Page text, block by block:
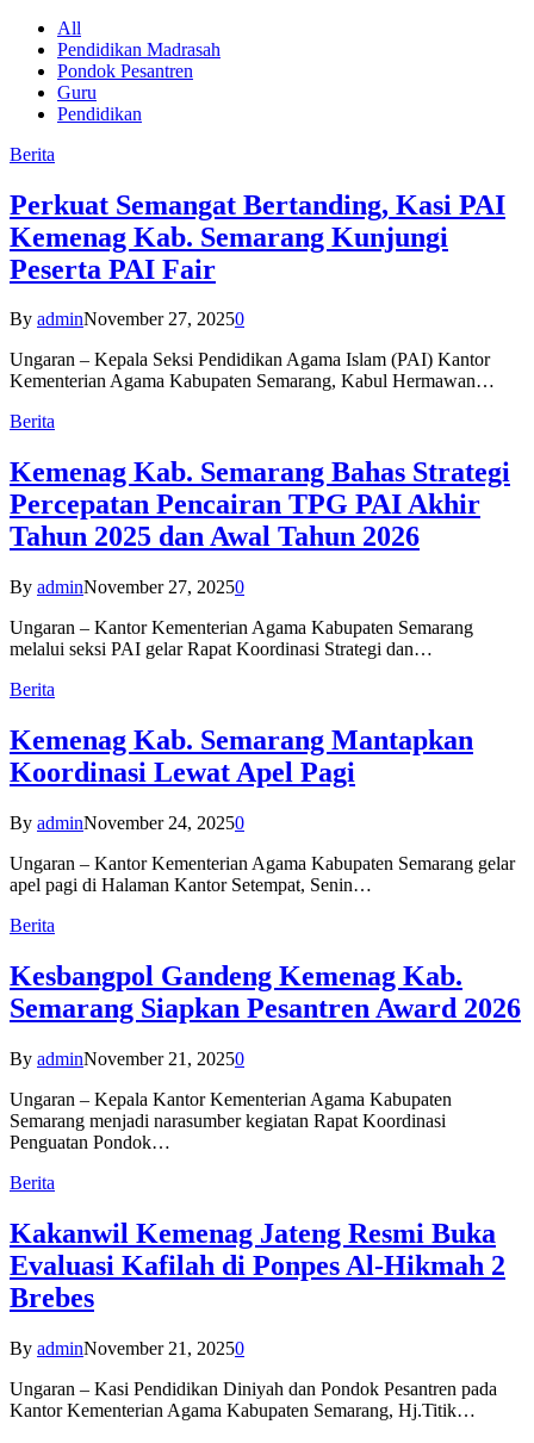
All
Pendidikan Madrasah
Pondok Pesantren
Guru
Pendidikan
Berita
Perkuat Semangat Bertanding, Kasi PAI
Kemenag Kab. Semarang Kunjungi
Peserta PAI Fair
By adminNovember 27, 20250
Ungaran – Kepala Seksi Pendidikan Agama Islam (PAI) Kantor
Kementerian Agama Kabupaten Semarang, Kabul Hermawan…
Berita
Kemenag Kab. Semarang Bahas Strategi
Percepatan Pencairan TPG PAI Akhir
Tahun 2025 dan Awal Tahun 2026
By adminNovember 27, 20250
Ungaran – Kantor Kementerian Agama Kabupaten Semarang
melalui seksi PAI gelar Rapat Koordinasi Strategi dan…
Berita
Kemenag Kab. Semarang Mantapkan
Koordinasi Lewat Apel Pagi
By adminNovember 24, 20250
Ungaran – Kantor Kementerian Agama Kabupaten Semarang gelar
apel pagi di Halaman Kantor Setempat, Senin…
Berita
Kesbangpol Gandeng Kemenag Kab.
Semarang Siapkan Pesantren Award 2026
By adminNovember 21, 20250
Ungaran – Kepala Kantor Kementerian Agama Kabupaten
Semarang menjadi narasumber kegiatan Rapat Koordinasi
Penguatan Pondok…
Berita
Kakanwil Kemenag Jateng Resmi Buka
Evaluasi Kafilah di Ponpes Al-Hikmah 2
Brebes
By adminNovember 21, 20250
Ungaran – Kasi Pendidikan Diniyah dan Pondok Pesantren pada
Kantor Kementerian Agama Kabupaten Semarang, Hj.Titik…